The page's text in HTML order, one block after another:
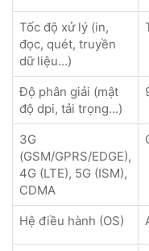
Tốc độ xử lý (in,
đọc, quét, truyền
dữ liệu...)
Độ phân giải (mật
độ dpi, tải trọng...)
3G
(GSM/GPRS/EDGE),
4G (LTE), 5G (ISM),
CDMA
Hệ điều hành (OS)